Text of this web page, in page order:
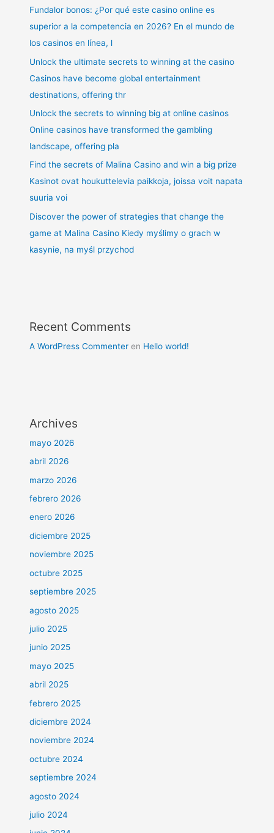
Fundalor bonos: ¿Por qué este casino online es
superior a la competencia en 2026? En el mundo de
los casinos en línea, l
Unlock the ultimate secrets to winning at the casino
Casinos have become global entertainment
destinations, offering thr
Unlock the secrets to winning big at online casinos
Online casinos have transformed the gambling
landscape, offering pla
Find the secrets of Malina Casino and win a big prize
Kasinot ovat houkuttelevia paikkoja, joissa voit napata
suuria voi
Discover the power of strategies that change the
game at Malina Casino Kiedy myślimy o grach w
kasynie, na myśl przychod
Recent Comments
A WordPress Commenter en Hello world!
Archives
mayo 2026
abril 2026
marzo 2026
febrero 2026
enero 2026
diciembre 2025
noviembre 2025
octubre 2025
septiembre 2025
agosto 2025
julio 2025
junio 2025
mayo 2025
abril 2025
febrero 2025
diciembre 2024
noviembre 2024
octubre 2024
septiembre 2024
agosto 2024
julio 2024